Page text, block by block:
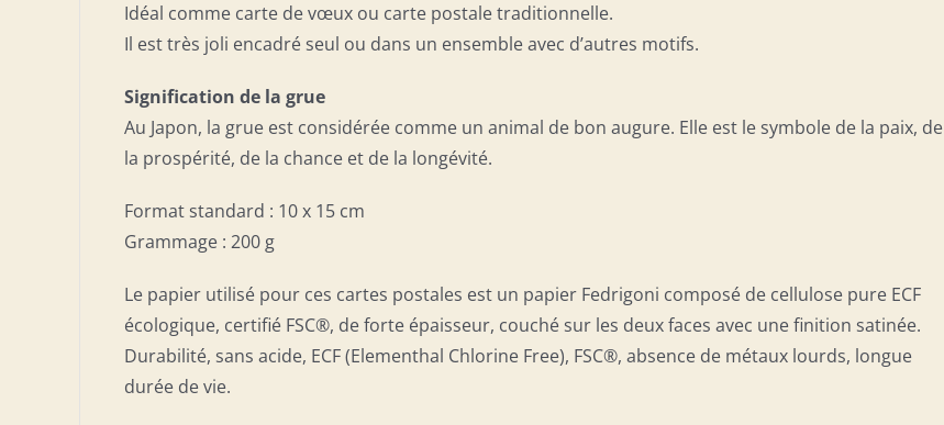
Idéal comme carte de vœux ou carte postale traditionnelle.
Il est très joli encadré seul ou dans un ensemble avec d’autres motifs.
Signification de la grue
Au Japon, la grue est considérée comme un animal de bon augure. Elle est le symbole de la paix, de
la prospérité, de la chance et de la longévité.
Format standard : 10 x 15 cm
Grammage : 200 g
Le papier utilisé pour ces cartes postales est un papier Fedrigoni composé de cellulose pure ECF
écologique, certifié FSC®, de forte épaisseur, couché sur les deux faces avec une finition satinée.
Durabilité, sans acide, ECF (Elementhal Chlorine Free), FSC®, absence de métaux lourds, longue
durée de vie.